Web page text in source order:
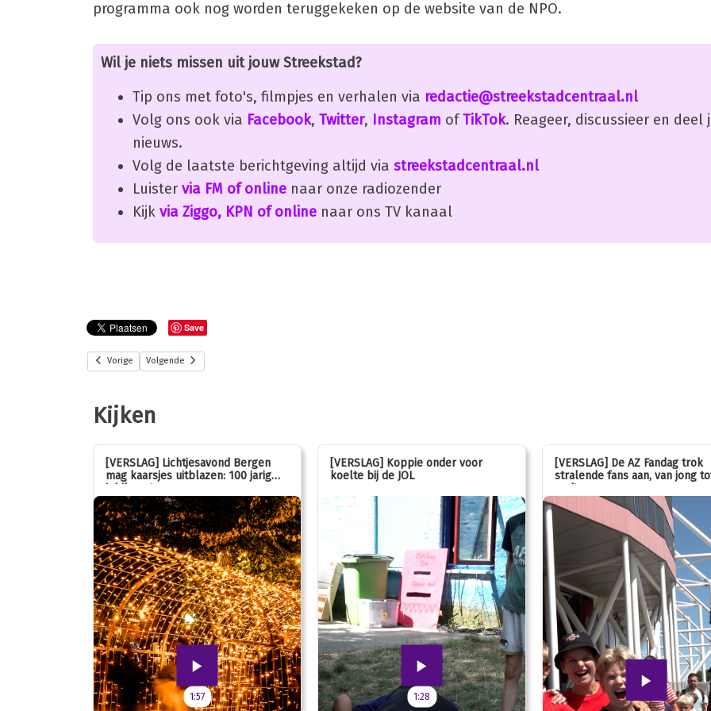
programma ook nog worden teruggekeken op de website van de NPO.
Wil je niets missen uit jouw Streekstad?
Tip ons met foto's, filmpjes en verhalen via redactie@streekstadcentraal.nl
Volg ons ook via Facebook, Twitter, Instagram ofTikTok. Reageer, discussieer en deel
nieuws.
Volg de laatste berichtgeving altijd via streekstadcentraal.nl
Luister via FM of online naar onze radiozender
Kijk via Ziggo, KPN of online naar ons TV kanaal
Save
Vorige Volgende
Kijken
[VERSLAG] Lichtjesavond Bergen
mag kaarsjes uitblazen: 100 jarig
jubileum!
1:57
[VERSLAG] Koppie onder voor
koelte bij de JOL
1:28
[VERSLAG] De AZ Fandag trok
stralende fans aan, van jong
oud!